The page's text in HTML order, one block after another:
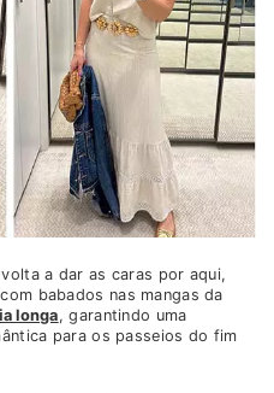
a dar as caras por aqui,
babados nas mangas da
longa, garantindo uma
para os passeios do fim